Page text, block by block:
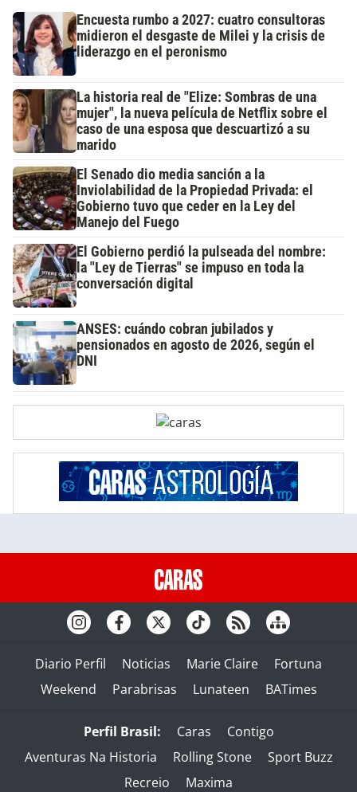
Encuesta rumbo a 2027: cuatro consultoras
midieron el desgaste de Milei y la crisis de
liderazgo en el peronismo
La historia real de "Elize: Sombras de una
mujer", la nueva película de Netflix sobre el
caso de una esposa que descuartizó a su
marido
El Senado dio media sanción a la
Inviolabilidad de la Propiedad Privada: el
Gobierno tuvo que ceder en la Ley del
Manejo del Fuego
El Gobierno perdió la pulseada del nombre:
la "Ley de Tierras" se impuso en toda la
conversación digital
ANSES: cuándo cobran jubilados y
pensionados en agosto de 2026, según el
DNI
Diario Perfil Noticias Marie Claire
Fortuna
Weekend
Parabrisas Lunateen BATimes
Perfil Brasil: Caras
Contigo
Aventuras Na Historia
Rolling Stone
Sport Buzz
Recreio
Maxima